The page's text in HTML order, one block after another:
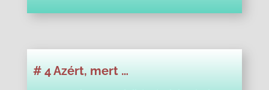
# 4 Azért, mert …